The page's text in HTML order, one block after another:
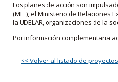
Los planes de acción son
(MEF), el Ministerio de Relaciones
la UDELAR, organizaciones de la
Por información complementaria
<< Volver al listado de proyectos